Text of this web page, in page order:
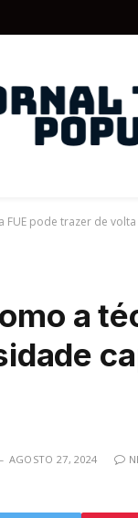
FUE pode trazer de
a
AGOSTO 27, 2024